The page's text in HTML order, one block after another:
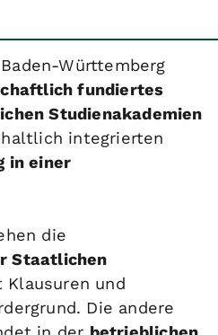
Württemberg
fundiertes
Studienakademien
integrierten
in einer
die
Staatlichen
Klausuren und
Die andere